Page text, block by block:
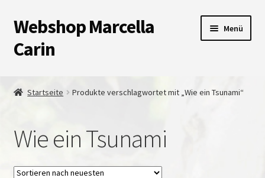
Zur
Navigation
springen
Zum
Inhalt
springen
Webshop Marcella
Carin
Menü
Kasse
Impressum
Startseite Produkte verschlagwortet mit „Wie ein Tsunami“
Wie ein Tsunami